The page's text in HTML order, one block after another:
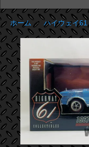
ホーム>ハイウェイ